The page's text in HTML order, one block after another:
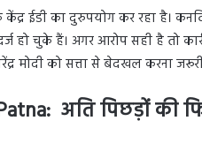
केंद्र ईडी का दुरुपयोग कर रहा है।
हो चुके हैं। अगर आरोप सही है तो
मोदी को सत्ता से बेदखल करना
अति पिछड़ों की